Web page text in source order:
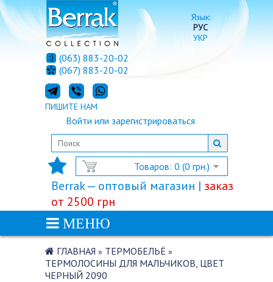
Язык:
РУС
УКР
Товаров: 0 (0 грн.)
Войти или зарегистрироваться
(063) 883-20-02
(067) 883-20-02
ПИШИТЕ НАМ
Berrak — оптовый магазин | заказ
от 2500 грн
МЕНЮ
ГЛАВНАЯ » ТЕРМОБЕЛЬЁ »
ТЕРМОЛОСИНЫ ДЛЯ МАЛЬЧИКОВ, ЦВЕТ
ЧЕРНЫЙ 2090